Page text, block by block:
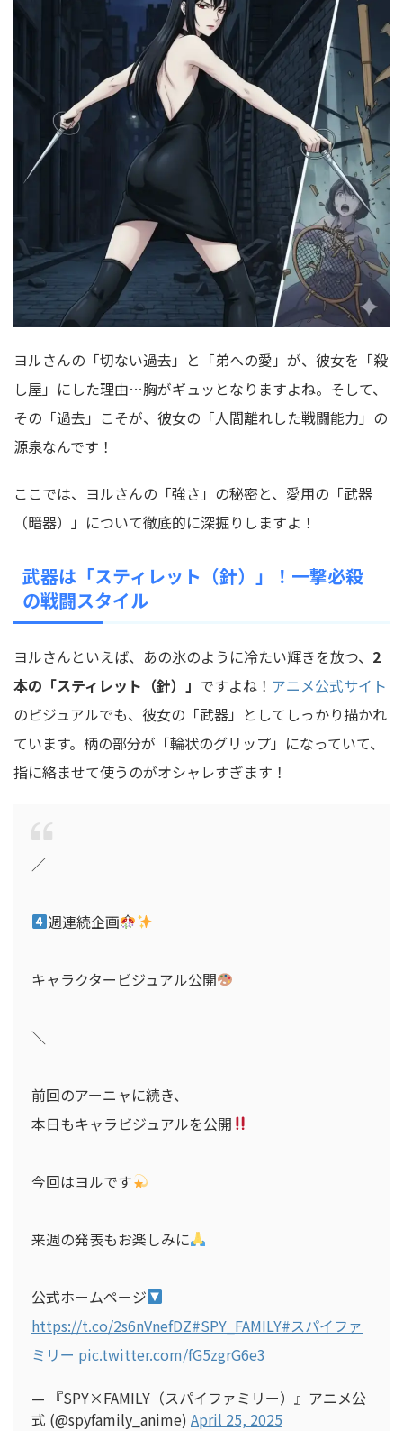
ヨルさんの「切ない過去」と「弟への愛」が、彼女を「殺
し屋」にした理由…胸がギュッとなりますよね。そして、
その「過去」こそが、彼女の「人間離れした戦闘能力」の
源泉なんです！
ここでは、ヨルさんの「強さ」の秘密と、愛用の「武器
（暗器）」について徹底的に深掘りしますよ！
武器は「スティレット（針）」！一撃必殺
の戦闘スタイル
ヨルさんといえば、あの氷のように冷たい輝きを放つ、 2
本の「スティレット（針）」 ですよね！ アニメ公式サイト
のビジュアルでも、彼女の「武器」としてしっかり描かれ
ています。柄の部分が「輪状のグリップ」になっていて、
指に絡ませて使うのがオシャレすぎます！
／
週連続企画
キャラクタービジュアル公開
＼
前回のアーニャに続き、
本日もキャラビジュアルを公開
今回はヨルです
来週の発表もお楽しみに
公式ホームページ
https://t.co/2s6nVnefDZ#SPY_FAMILY#スパイファ
ミリー pic.twitter.com/fG5zgrG6e3
— 『SPY×FAMILY（スパイファミリー）』アニメ公
式 (@spyfamily_anime) April 25, 2025